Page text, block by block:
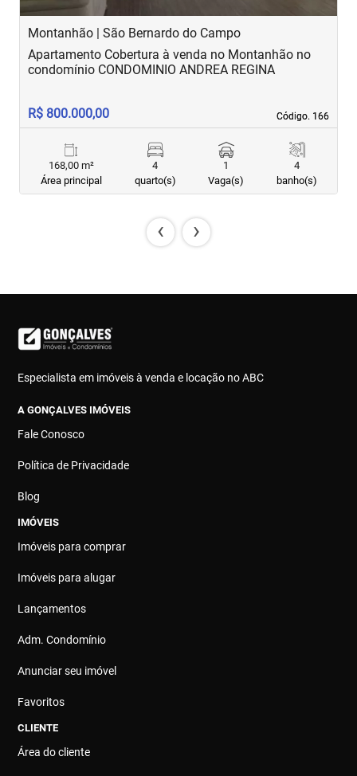
Montanhão | São Bernardo do Campo
Código. 166
Código. 166
Apartamento Cobertura à venda no Montanhão no
condomínio CONDOMINIO ANDREA REGINA
R$ 800.000,00
168,00 m²
Área principal
4
quarto(s)
1
Vaga(s)
4
banho(s)
‹ ›
Especialista em imóveis à venda e locação no ABC
A GONÇALVES IMÓVEIS
Fale Conosco
Política de Privacidade
Blog
IMÓVEIS
Imóveis para comprar
Imóveis para alugar
Lançamentos
Adm. Condomínio
Anunciar seu imóvel
Favoritos
CLIENTE
Área do cliente